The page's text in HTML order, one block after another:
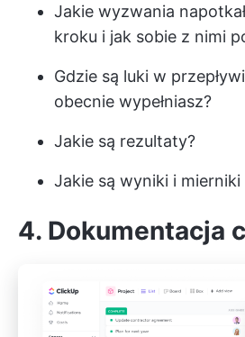
Jakie wyzwania
kroku i jak sobie z nimi
Gdzie są luki w
obecnie wypełniasz?
Jakie są rezultaty?
Jakie są wyniki i
4. Dokumentacja